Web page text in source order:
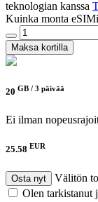
teknologian kanssa
Kuinka monta
Maksa kortilla
20 GB / 3 päivää
Ei ilman
25.58 EUR
Osta nyt
Välitön
Olen tarkistanut